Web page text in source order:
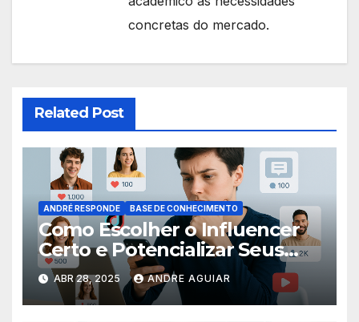
concretas do mercado.
Related Post
ANDRÉ RESPONDE BASE DE CONHECIMENTO
Como Escolher o Influencer
Certo e Potencializar Seus
Resultados de Marca
ABR 28, 2025 ANDRE AGUIAR